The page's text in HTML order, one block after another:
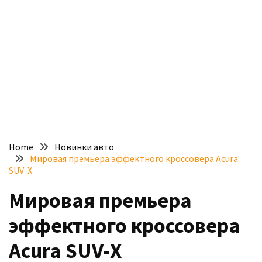
шукати
“як
злити
бензин”
Scania
Home
Новинки авто
Мировая премьера эффектного кроссовера Acura
SUV-X
Мировая премьера
эффектного кроссовера
Acura SUV-X